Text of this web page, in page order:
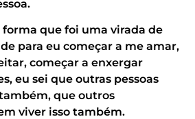
forma que foi uma virada de
para eu começar a me amar,
começar a enxergar
eu sei que outras pessoas
que outros
viver isso também.